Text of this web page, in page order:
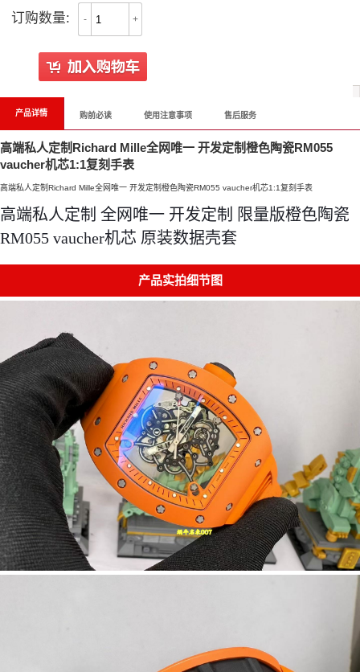
订购数量: - +
产品详情 购前必读 使用注意事项 售后服务
高端私人定制Richard Mille全网唯一 开发定制橙色陶瓷RM055
vaucher机芯1:1复刻手表
高端私人定制Richard Mille全网唯一 开发定制橙色陶瓷RM055 vaucher机芯1:1复刻手表
高端私人定制 全网唯一 开发定制 限量版橙色陶瓷
RM055 vaucher机芯 原装数据壳套
产品实拍细节图